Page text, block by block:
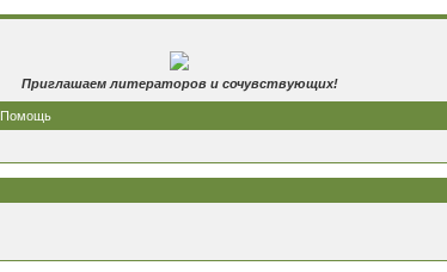
Приглашаем литераторов и сочувствующих!
Помощь